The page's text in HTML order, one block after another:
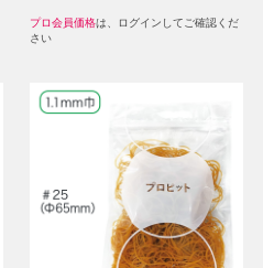
プロ会員価格は、ログインしてご確認くだ
さい